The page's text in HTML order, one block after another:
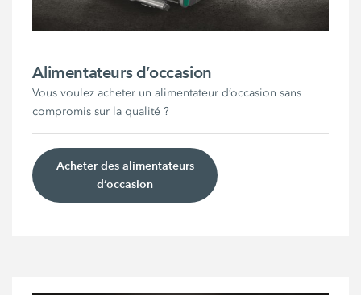
Alimentateurs d’occasion
Vous voulez acheter un alimentateur d’occasion sans
compromis sur la qualité ?
Acheter des alimentateurs
d’occasion